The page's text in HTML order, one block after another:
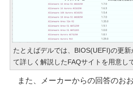
たとえばデルでは、BIOS(UEFI)の更
て詳しく解説したFAQサイトを用意し
また、メーカーからの回答のお